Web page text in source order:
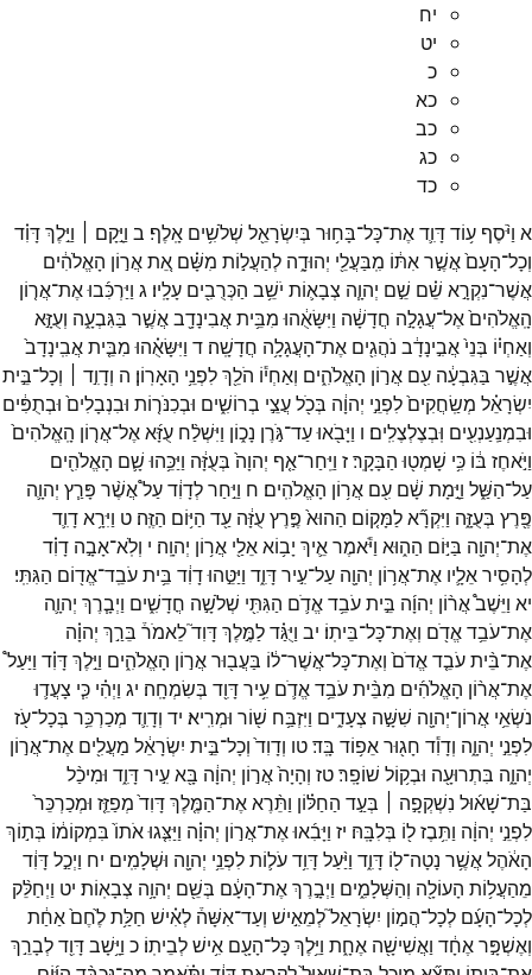
יח
יט
כ
כא
כב
כג
כד
א וַיֹּ֨סֶף ע֥וֹדדָּוִ֛דאֶת־כָּל־בָּח֥וּר בְּיִשְׂרָאֵ֖ל שְׁלֹשִׁ֥ים אָֽלֶף׃ ב וַיָּ֣קָם ׀ וַיֵּ֣לֶךְדָּוִ֗ד
וְכָל־הָעָם֙אֲשֶׁ֣ראִתּ֔וֹ מִֽבַּעֲלֵ֖י יְהוּדָ֑ה לְהַעֲל֣וֹת מִשָּׁ֗ם אֵ֚תאֲר֣וֹן הָאֱלֹהִ֔ים
אֲשֶׁר־נִקְרָ֣א שֵׁ֗ם שֵׁ֣ם יְהוָ֧ה צְבָא֛וֹת יֹשֵׁ֥ב הַכְּרֻבִ֖ים עָלָֽיו׃ ג וַיַּרְכִּ֜בוּאֶת־אֲר֤וֹן
הָֽאֱלֹהִים֙אֶל־עֲגָלָ֣ה חֲדָשָׁ֔ה וַיִּשָּׂאֻ֔הוּ מִבֵּ֥יתאֲבִינָדָ֖באֲשֶׁ֣ר בַּגִּבְעָ֑ה וְעֻזָּ֣א
וְאַחְי֗וֹ בְּנֵי֙אֲבִ֣ינָדָ֔ב נֹהֲגִ֖ים אֶת־הָעֲגָלָ֥ה חֲדָשָֽׁה׃ ד וַיִּשָּׂאֻ֗הוּ מִבֵּ֤יתאֲבִֽינָדָב֙
אֲשֶׁ֣ר בַּגִּבְעָ֔ה עִ֖ם אֲר֣וֹן הָאֱלֹהִ֑ים וְאַחְי֕וֹ הֹלֵ֖ךְלִפְנֵ֥י הָאָרֽוֹן׃ ה וְדָוִ֣ד ׀ וְכָל־בֵּ֣ית
יִשְׂרָאֵ֗ל מְשַֽׂחֲקִים֙לִפְנֵ֣י יְהוָ֔ה בְּכֹ֖לעֲצֵ֣י בְרוֹשִׁ֑ים וּבְכִנֹּר֤וֹת וּבִנְבָלִים֙ וּבְתֻפִּ֔ים
וּבִמְנַֽעַנְעִ֖ים וּֽבְצֶלְצֶלִֽים׃ ו וַיָּבֹ֖אוּעַד־גֹּ֣רֶן נָכ֑וֹן וַיִּשְׁלַ֨ח עֻזָּ֜אאֶל־אֲר֤וֹן הָֽאֱלֹהִים֙
וַיֹּ֣אחֶז בּ֔וֹ כִּ֥י שָׁמְט֖וּ הַבָּקָֽר׃ז וַיִּֽחַר־אַ֤ף יְהוָה֙ בְּעֻזָּ֔ה וַיַּכֵּ֥הוּ שָׁ֛ם הָאֱלֹהִ֖ים
עַל־הַשַּׁ֑ל וַיָּ֣מָת שָׁ֔ם עִ֖ם אֲר֥וֹן הָאֱלֹהִֽים׃ ח וַיִּ֣חַרלְדָוִ֔דעַל֩אֲשֶׁ֨ר פָּרַ֧ץ יְהוָ֛ה
פֶּ֖רֶץ בְּעֻזָּ֑ה וַיִּקְרָ֞אלַמָּק֤וֹם הַהוּא֙ פֶּ֣רֶץעֻזָּ֔ה עַ֖ד הַיּ֥וֹם הַזֶּֽה׃ ט וַיִּרָ֥אדָוִ֛ד
אֶת־יְהוָ֖ה בַּיּ֣וֹם הַה֑וּא וַיֹּ֕אמֶראֵ֛יךְ יָב֥וֹאאֵלַ֖י אֲר֥וֹן יְהוָֽה׃ י וְלֹֽא־אָבָ֣ה דָוִ֗ד
לְהָסִ֥יראֵלָ֛יו אֶת־אֲר֥וֹן יְהוָ֖ה עַל־עִ֣ירדָּוִ֑ד וַיַּטֵּ֣הוּדָוִ֔ד בֵּ֥יתעֹבֵֽד־אֱד֖וֹם הַגִּתִּֽי׃
יא וַיֵּשֶׁב֩אֲר֨וֹן יְהוָ֜ה בֵּ֣יתעֹבֵ֥דאֱדֹ֛ם הַגִּתִּ֖י שְׁלֹשָׁ֣ה חֳדָשִׁ֑ים וַיְבָ֧רֶךְ יְהוָ֛ה
אֶת־עֹבֵ֥דאֱדֹ֖ם וְאֶת־כָּל־בֵּיתֽוֹ׃ יב וַיֻּגַּ֗דלַמֶּ֣לֶךְדָּוִד֮לֵאמֹר֒ בֵּרַ֣ךְ יְהוָ֗ה
אֶת־בֵּ֨יתעֹבֵ֤דאֱדֹם֙ וְאֶת־כָּל־אֲשֶׁר־ל֔וֹ בַּעֲב֖וּראֲר֣וֹן הָאֱלֹהִ֑ים וַיֵּ֣לֶךְדָּוִ֗ד וַיַּעַל֩
אֶת־אֲר֨וֹן הָאֱלֹהִ֜ים מִבֵּ֨יתעֹבֵ֥דאֱדֹ֛ם עִ֥ירדָּוִ֖ד בְּשִׂמְחָֽה׃ יג וַיְהִ֗י כִּ֧י צָעֲד֛וּ
נֹשְׂאֵ֥י אֲרוֹן־יְהוָ֖ה שִׁשָּׁ֣ה צְעָדִ֑ים וַיִּזְבַּ֥ח שׁ֖וֹר וּמְרִֽיא׃ יד וְדָוִ֛ד מְכַרְכֵּ֥ר בְּכָל־עֹ֖ז
לִפְנֵ֣י יְהוָ֑ה וְדָוִ֕ד חָג֖וּראֵפ֥וֹד בָּֽד׃טו וְדָוִד֙ וְכָל־בֵּ֣ית יִשְׂרָאֵ֔ל מַעֲלִ֖ים אֶת־אֲר֣וֹן
יְהוָ֑ה בִּתְרוּעָ֖ה וּבְק֥וֹל שׁוֹפָֽר׃טז וְהָיָה֙אֲר֣וֹן יְהוָ֔ה בָּ֖אעִ֣ירדָּוִ֑ד וּמִיכַ֨ל
בַּת־שָׁא֜וּל נִשְׁקְפָ֣ה ׀ בְּעַ֣ד הַחַלּ֗וֹן וַתֵּ֨רֶאאֶת־הַמֶּ֤לֶךְדָּוִד֙ מְפַזֵּ֤ז וּמְכַרְכֵּר֙
לִפְנֵ֣י יְהוָ֔ה וַתִּ֥בֶזל֖וֹ בְּלִבָּֽהּ׃ יז וַיָּבִ֜אוּאֶת־אֲר֣וֹן יְהוָ֗ה וַיַּצִּ֤גוּאֹתוֹ֙ בִּמְקוֹמ֔וֹ בְּת֣וֹךְ
הָאֹ֔הֶלאֲשֶׁ֥ר נָטָה־ל֖וֹ דָּוִ֑ד וַיַּ֨עַלדָּוִ֥דעֹל֛וֹתלִפְנֵ֥י יְהוָ֖ה וּשְׁלָמִֽים׃ יח וַיְכַ֣לדָּוִ֔ד
מֵהַעֲל֥וֹת הָעוֹלָ֖ה וְהַשְּׁלָמִ֑ים וַיְבָ֣רֶךְאֶת־הָעָ֔ם בְּשֵׁ֖ם יְהוָ֥ה צְבָאֽוֹת׃ יט וַיְחַלֵּ֨ק
לְכָל־הָעָ֜ם לְכָל־הֲמ֣וֹן יִשְׂרָאֵל֮לְמֵאִ֣ישׁ וְעַד־אִשָּׁה֒ לְאִ֗ישׁ חַלַּ֥תלֶ֙חֶם֙אַחַ֔ת
וְאֶשְׁפָּ֣ראֶחָ֔ד וַאֲשִׁישָׁ֖ה אֶחָ֑ת וַיֵּ֥לֶךְכָּל־הָעָ֖ם אִ֥ישׁלְבֵיתֽוֹ׃ כ וַיָּ֥שָׁבדָּוִ֖דלְבָרֵ֣ךְ